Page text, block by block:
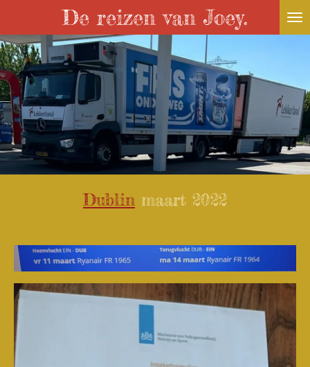
direct
naar
de
hoofdinhoud
De reizen van Joey.
Dublin maart 2022